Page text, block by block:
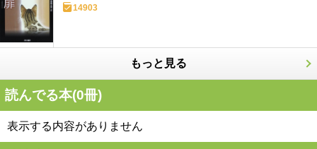
14903
もっと見る
読んでる本(0冊)
表示する内容がありません